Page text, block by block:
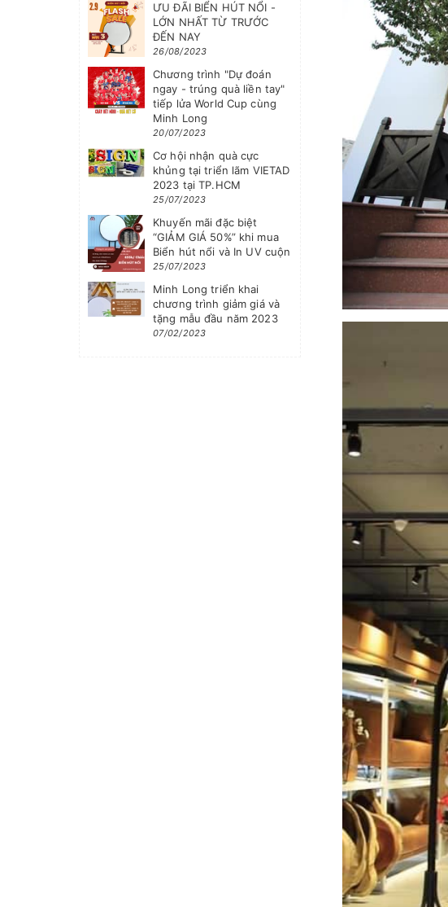
ƯU ĐÃI BIỂN HÚT NỔI -
LỚN NHẤT TỪ TRƯỚC
ĐẾN NAY
26/08/2023
Chương trình "Dự đoán
ngay - trúng quà liền tay"
tiếp lửa World Cup cùng
Minh Long
20/07/2023
Cơ hội nhận quà cực
khủng tại triển lãm VIETAD
2023 tại TP.HCM
25/07/2023
Khuyến mãi đặc biệt
“GIẢM GIÁ 50%” khi mua
Biển hút nổi và In UV cuộn
25/07/2023
Minh Long triển khai
chương trình giảm giá và
tặng mẫu đầu năm 2023
07/02/2023